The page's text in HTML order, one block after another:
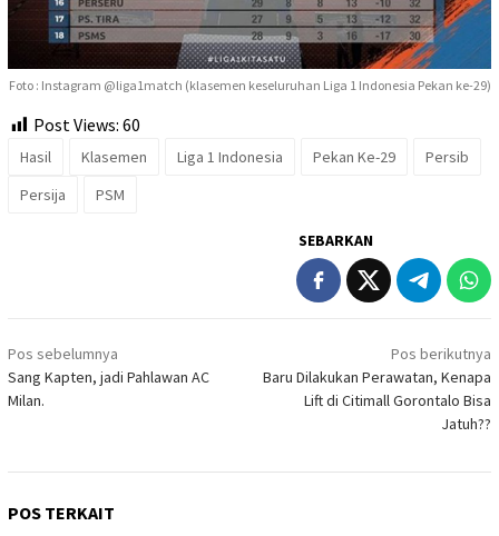
Foto : Instagram @liga1match (klasemen keseluruhan Liga 1 Indonesia Pekan ke-29)
Post Views: 60
Hasil Klasemen Liga 1 Indonesia Pekan Ke-29
Persib
Persija
PSM
SEBARKAN
Navigasi
pos
Pos sebelumnya
Sang Kapten, jadi Pahlawan AC
Milan.
Pos berikutnya
Baru Dilakukan Perawatan, Kenapa
Lift di Citimall Gorontalo Bisa
Jatuh??
POS TERKAIT